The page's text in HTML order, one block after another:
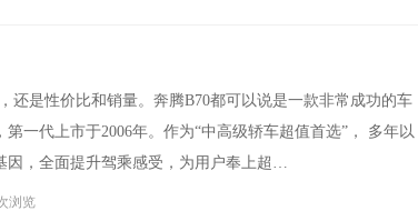
还是性价比和销量。奔腾B70都可以说是一款非常成功的车
一代上市于2006年。作为“中高级轿车超值首选”， 多年以
因，全面提升驾乘感受，为用户奉上超…
浏览